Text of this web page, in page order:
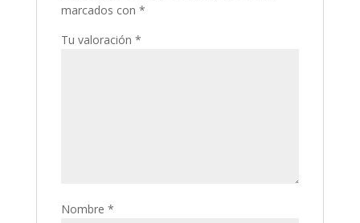
marcados con *
Tu valoración *
Nombre *